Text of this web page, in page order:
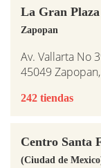
La Gran
Zapopan
Av. Vallarta No
45049
242 tiendas
Centro Santa
(Ciudad de